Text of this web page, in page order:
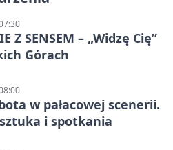
Z SENSEM – „Widzę Cię”
Górach
w pałacowej scenerii.
i spotkania